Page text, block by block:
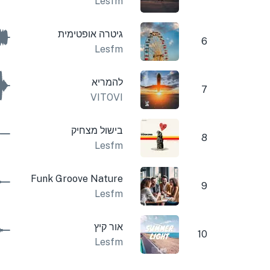
6
גיטרה אופטימית
Lesfm
7
להמריא
VITOVI
8
בישול מצחיק
Lesfm
9
Funk Groove Nature
Lesfm
10
אור קיץ
Lesfm